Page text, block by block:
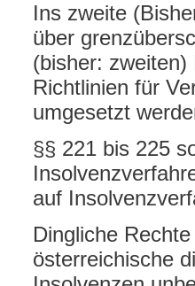
Ins zweite
über
(bisher:
Richtlinien für
umgesetzt
§§ 221 bis 225
auf
Dingliche
österreichische